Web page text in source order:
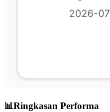
📊Ringkasan Performa